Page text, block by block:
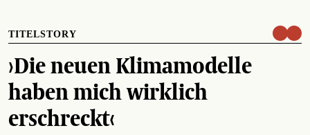
TITELSTORY
›Die neuen Klimamodelle
haben mich wirklich
erschreckt‹